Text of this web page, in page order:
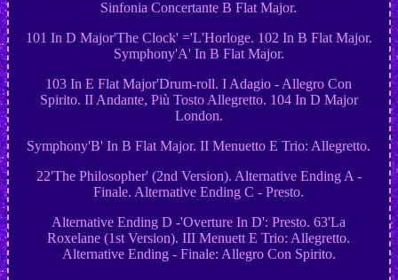
Sinfonia Concertante B Flat Major.
101 In D Major'The Clock' ='L'Horloge. 102 In B Flat Major.
Symphony'A' In B Flat Major.
103 In E Flat Major'Drum-roll. I Adagio - Allegro Con
Spirito. II Andante, Più Tosto Allegretto. 104 In D Major
London.
Symphony'B' In B Flat Major. II Menuetto E Trio: Allegretto.
22'The Philosopher' (2nd Version). Alternative Ending A -
Finale. Alternative Ending C - Presto.
Alternative Ending D -'Overture In D': Presto. 63'La
Roxelane (1st Version). III Menuett E Trio: Allegretto.
Alternative Ending - Finale: Allegro Con Spirito.